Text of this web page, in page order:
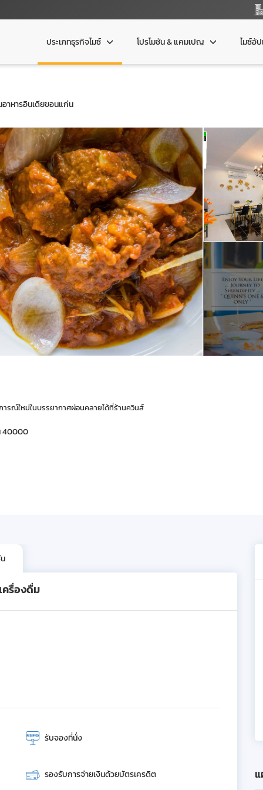
ประเภทธุรกิจไมซ์ โปรโมชัน & แคมเปญ ไมซ์อั
าหารอินเดียขอนแก่น
ารณ์ใหม่ในบรรยากาศผ่อนคลายได้ที่ร้านควินส์
40000
ครื่องดื่ม
รับจองที่นั่ง
รองรับการจ่ายเงินด้วยบัตรเครดิต